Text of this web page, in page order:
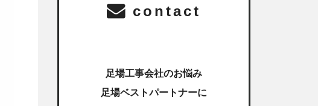
contact
足場工事会社のお悩み
足場ベストパートナーに